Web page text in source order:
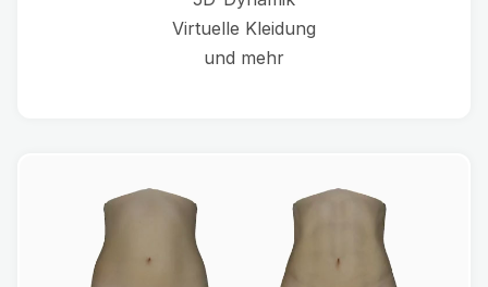
Virtuelle Kleidung
und mehr